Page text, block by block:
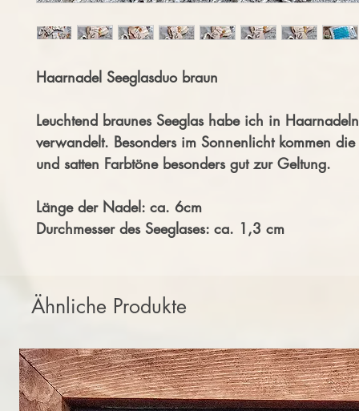
Haarnadel Seeglasduo braun
Leuchtend braunes Seeglas habe ich in
verwandelt. Besonders im Sonnenlicht kommen
und satten Farbtöne besonders gut zur Geltung.
Länge der Nadel: ca. 6cm
Durchmesser des Seeglases: ca. 1,3 cm
Ähnliche Produkte